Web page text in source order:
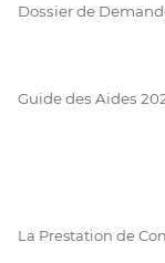
Dossier de
Guide des Aides
La Prestation de